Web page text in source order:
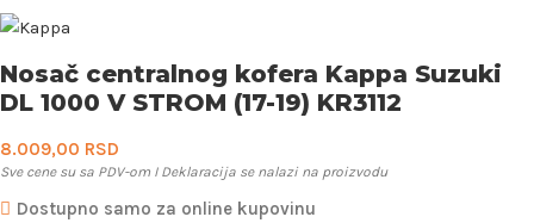
Nosač centralnog kofera Kappa Suzuki
DL 1000 V STROM (17-19) KR3112
8.009,00 RSD
Sve cene su sa PDV-om I Deklaracija se nalazi na proizvodu
Dostupno samo za online kupovinu